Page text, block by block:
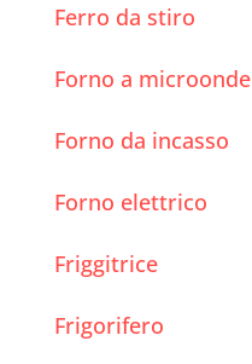
Ferro da stiro
Forno a microonde
Forno da incasso
Forno elettrico
Friggitrice
Frigorifero